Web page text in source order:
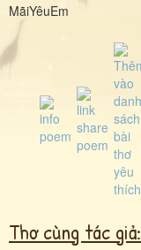
MãiYêuEm
Thơ cùng tác giả: